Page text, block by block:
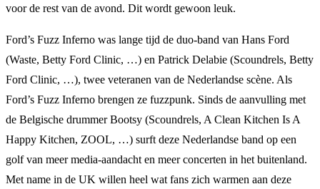
voor de rest van de avond. Dit wordt gewoon leuk.
Ford’s Fuzz Inferno was lange tijd de duo-band van Hans Ford
(Waste, Betty Ford Clinic, …) en Patrick Delabie (Scoundrels, Betty
Ford Clinic, …), twee veteranen van de Nederlandse scène. Als
Ford’s Fuzz Inferno brengen ze fuzzpunk. Sinds de aanvulling met
de Belgische drummer Bootsy (Scoundrels, A Clean Kitchen Is A
Happy Kitchen, ZOOL, …) surft deze Nederlandse band op een
golf van meer media-aandacht en meer concerten in het buitenland.
Met name in de UK willen heel wat fans zich warmen aan deze